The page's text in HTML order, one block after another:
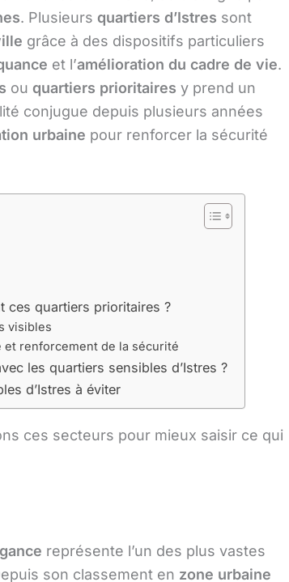
. Plusieurs quartiers d’Istres sont
grâce à des dispositifs particuliers
et l’amélioration du cadre de vie.
ou quartiers prioritaires y prend un
conjugue depuis plusieurs années
urbaine pour renforcer la sécurité
ces quartiers prioritaires ?
visibles
et renforcement de la sécurité
les quartiers sensibles d’Istres ?
d’Istres à éviter
ces secteurs pour mieux saisir ce qui
représente l’un des plus vastes
son classement en zone urbaine